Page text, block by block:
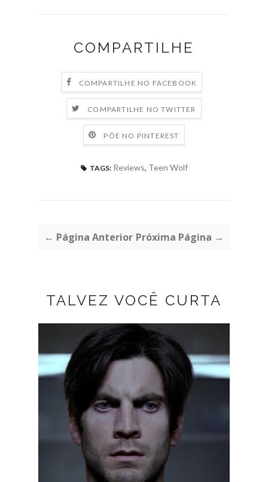
COMPARTILHE
COMPARTILHE NO FACEBOOK
COMPARTILHE NO TWITTER
PÕE NO PINTEREST
TAGS: Reviews, Teen Wolf
← Página Anterior Próxima Página →
TALVEZ VOCÊ CURTA